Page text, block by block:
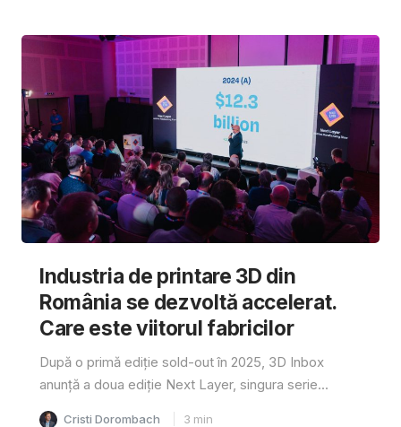
Industria de printare 3D din
România se dezvoltă accelerat.
Care este viitorul fabricilor
După o primă ediție sold-out în 2025, 3D Inbox
anunță a doua ediție Next Layer, singura serie...
Cristi Dorombach 3 min